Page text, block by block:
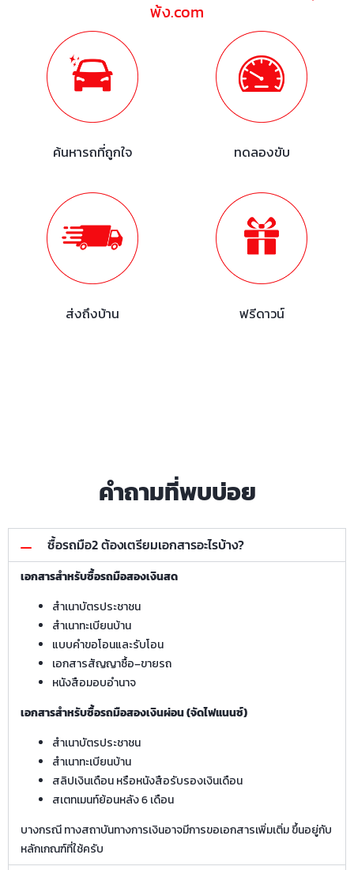
พ้ง.com
ค้นหารถที่ถูกใจ ทดลองขับ
ส่งถึงบ้าน ฟรีดาวน์
คำถามที่พบบ่อย
ซื้อรถมือ2 ต้องเตรียมเอกสารอะไรบ้าง?
เอกสารสำหรับซื้อรถมือสองเงินสด
สำเนาบัตรประชาชน
สำเนาทะเบียนบ้าน
แบบคำขอโอนและรับโอน
เอกสารสัญญาซื้อ–ขายรถ
หนังสือมอบอำนาจ
เอกสารสำหรับซื้อรถมือสองเงินผ่อน (จัดไฟแนนซ์)
สำเนาบัตรประชาชน
สำเนาทะเบียนบ้าน
สลิปเงินเดือน หรือหนังสือรับรองเงินเดือน
สเตทเมนท์ย้อนหลัง 6 เดือน
บางกรณี ทางสถาบันทางการเงินอาจมีการขอเอกสารเพิ่มเติ่ม ขึ้นอยู่กับ
หลักเกณฑ์ที่ใช้ครับ